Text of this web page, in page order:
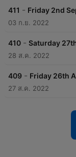
411 - Friday 2nd
03 ก.ย. 2022
410 - Saturday
28 ส.ค. 2022
409 - Friday 26th
27 ส.ค. 2022